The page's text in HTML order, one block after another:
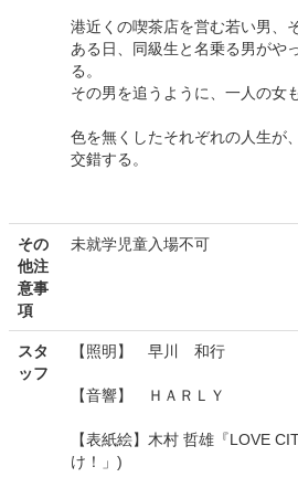
港近くの喫茶店を営む若い男、
ある日、同級生と名乗る男がや
る。
その男を追うように、一人の女
色を無くしたそれぞれの人生が
交錯する。
その
他注
意事
項
未就学児童入場不可
スタ
ッフ
【照明】 早川 和行
【音響】 ＨＡＲＬＹ
【表紙絵】木村 哲雄『LOVE
け！」)